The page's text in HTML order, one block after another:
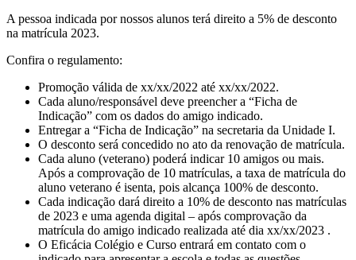
A pessoa indicada por nossos alunos terá direito a 5% de desconto
na matrícula 2023.
Confira o regulamento:
Promoção válida de xx/xx/2022 até xx/xx/2022.
Cada aluno/responsável deve preencher a “Ficha de
Indicação” com os dados do amigo indicado.
Entregar a “Ficha de Indicação” na secretaria da Unidade I.
O desconto será concedido no ato da renovação de matrícula.
Cada aluno (veterano) poderá indicar 10 amigos ou mais.
Após a comprovação de 10 matrículas, a taxa de matrícula do
aluno veterano é isenta, pois alcança 100% de desconto.
Cada indicação dará direito a 10% de desconto nas matrículas
de 2023 e uma agenda digital – após comprovação da
matrícula do amigo indicado realizada até dia xx/xx/2023 .
O Eficácia Colégio e Curso entrará em contato com o